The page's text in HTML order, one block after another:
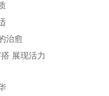
治愈
展现活力